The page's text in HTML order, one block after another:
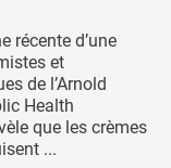
récente d’une
et
de l’Arnold
Health
que les crèmes
...